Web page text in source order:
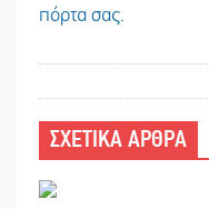
πόρτα σας.
ΣΧΕΤΙΚΑ ΑΡΘΡΑ